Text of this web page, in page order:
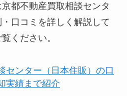
都不動産買取相談センタ
口コミを詳しく解説して
ください。
センター（日本住販）の口
実績まで紹介